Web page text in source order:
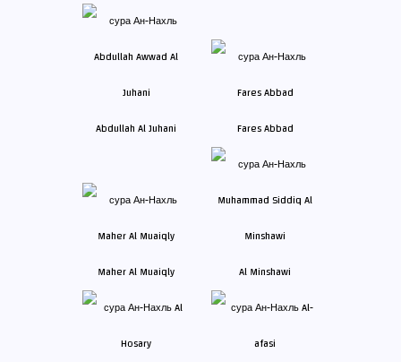
Abdullah Al Juhani Fares Abbad
Maher Al Muaiqly Al Minshawi